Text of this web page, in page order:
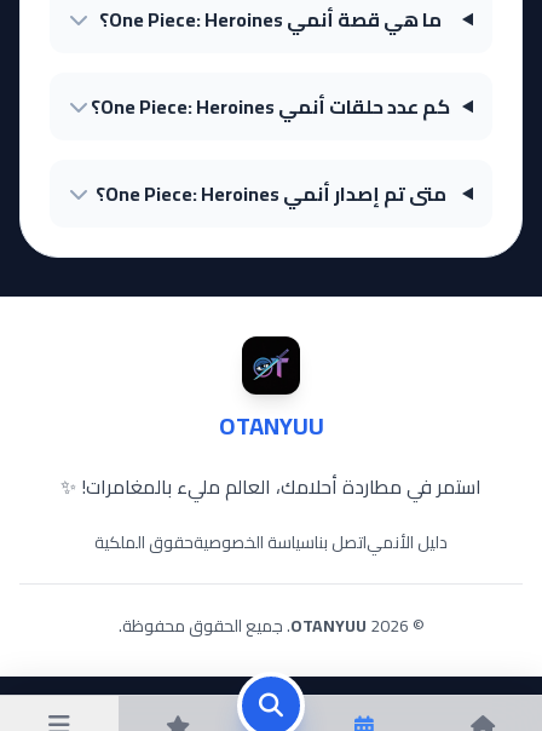
ما هي قصة أنمي One Piece: Heroines؟
كم عدد حلقات أنمي One Piece: Heroines؟
متى تم إصدار أنمي One Piece: Heroines؟
OTANYUU
استمر في مطاردة أحلامك، العالم مليء بالمغامرات! ✨
دليل الأنمياتصل بناسياسة الخصوصيةحقوق الملكية
© 2026
OTANYUU. جميع الحقوق محفوظة.